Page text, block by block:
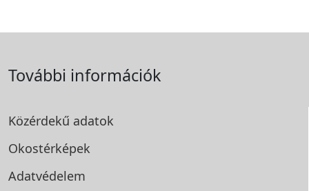
További információk
Közérdekű adatok
Okostérképek
Adatvédelem